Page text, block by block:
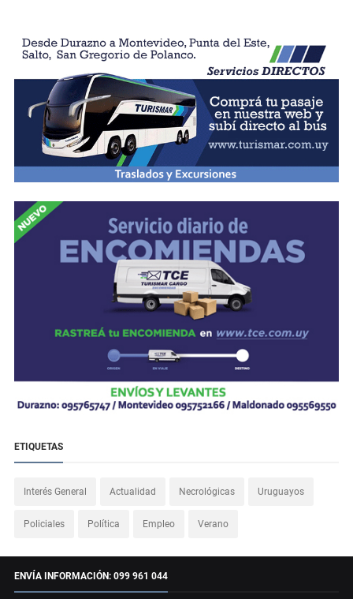
ETIQUETAS
Interés General Actualidad Necrológicas Uruguayos
Policiales Política Empleo Verano
ENVÍA INFORMACIÓN: 099 961 044